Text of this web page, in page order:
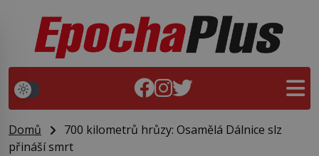
Domů
700 kilometrů hrůzy: Osamělá Dálnice slz
přináší smrt